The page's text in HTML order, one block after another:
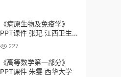
《病原生物及免疫学》
PPT课件 张玘 江西卫生
职业学院
227
《高等数学第一部分》
PPT课件 朱雯 西华大学